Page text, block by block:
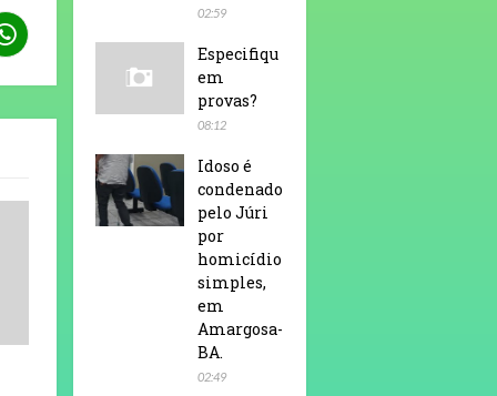
02:59
Especifiqu
em
provas?
08:12
Idoso é
condenado
pelo Júri
por
homicídio
simples,
em
Amargosa-
BA.
02:49